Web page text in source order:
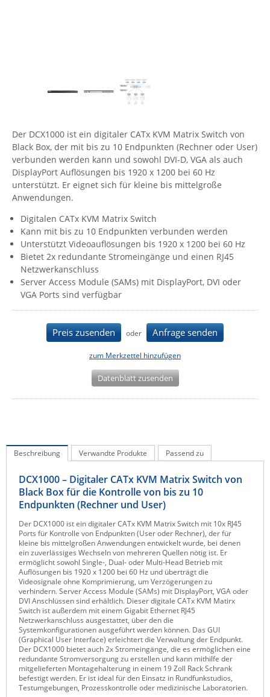
Wi-Fi - WLAN - Wireless
RMA / Rücksendung / Support
Enginko - mcf88
Fokus Technologies
Gefen
Gude
High Sec Labs
HW group
Icron
IEC Lock
Kramer Electronics
LigoWave
Netio
Panorama Antennas
PatchSee
Poynting
Raritan
Riello UPS
Server Technology
Siretta
SIRIO Antenne
Sunbird
Tactical Software
TEKTELIC
Der DCX1000 ist ein digitaler CATx KVM Matrix Switch von
Black Box, der mit bis zu 10 Endpunkten (Rechner oder User)
verbunden werden kann und sowohl DVI-D, VGA als auch
DisplayPort Auflösungen bis 1920 x 1200 bei 60 Hz
unterstützt. Er eignet sich für kleine bis mittelgroße
Anwendungen.
Digitalen CATx KVM Matrix Switch
Kann mit bis zu 10 Endpunkten verbunden werden
Unterstützt Videoauflösungen bis 1920 x 1200 bei 60 Hz
Bietet 2x redundante Stromeingänge und einen RJ45
Netzwerkanschluss
Server Access Module (SAMs) mit DisplayPort, DVI oder
VGA Ports sind verfügbar
Preis zusenden oder Anfrage senden
zum Merkzettel hinzufügen
Datenblatt zusenden
Beschreibung Verwandte Produkte Passend zu
DCX1000 – Digitaler CATx KVM Matrix Switch von
Black Box für die Kontrolle von bis zu 10
Endpunkten (Rechner und User)
Der DCX1000 ist ein digitaler CATx KVM Matrix Switch mit 10x RJ45
Ports für Kontrolle von Endpunkten (User oder Rechner), der für
kleine bis mittelgroßen Anwendungen entwickelt wurde, bei denen
ein zuverlässiges Wechseln von mehreren Quellen nötig ist. Er
ermöglicht sowohl Single-, Dual- oder Multi-Head Betrieb mit
Auflösungen bis 1920 x 1200 bei 60 Hz und überträgt die
Videosignale ohne Komprimierung, um Verzögerungen zu
verhindern. Server Access Module (SAMs) mit DisplayPort, VGA oder
DVI Anschlüssen sind erhältlich. Dieser digitale CATx KVM Matirx
Switch ist außerdem mit einem Gigabit Ethernet RJ45
Netzwerkanschluss ausgestattet, über den die
Systemkonfigurationen ausgeführt werden können. Das GUI
(Graphical User Interface) erleichtert die Verwaltung der Endpunkt.
Der DCX1000 bietet auch 2x Stromeingänge, die es ermöglichen eine
redundante Stromversorgung zu erstellen und kann mithilfe der
mitgelieferten Montagehalterung in einem 19 Zoll Rack Schrank
befestigt werden. Er ist ideal für den Einsatz in Rundfunkstudios,
Testumgebungen, Prozesskontrolle oder medizinische Laboratorien.